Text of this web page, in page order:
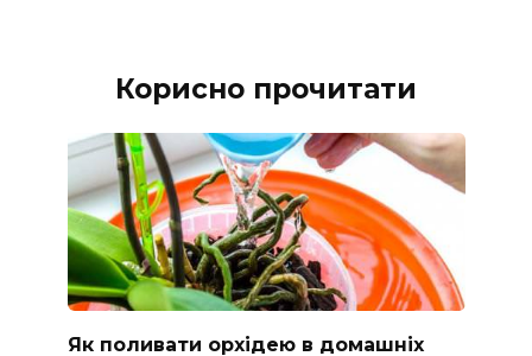
Корисно прочитати
Як поливати орхідею в домашніх